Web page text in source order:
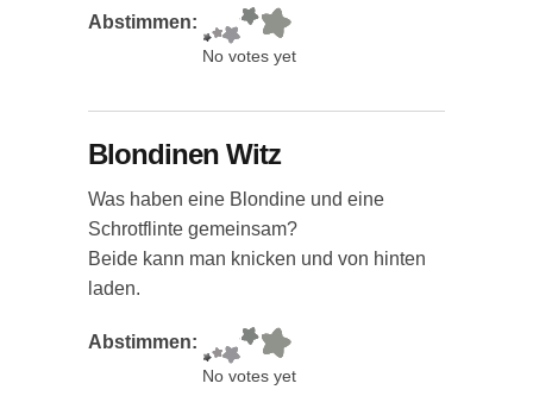
Abstimmen:
No votes yet
Blondinen Witz
Was haben eine Blondine und eine
Schrotflinte gemeinsam?
Beide kann man knicken und von hinten
laden.
Abstimmen:
No votes yet